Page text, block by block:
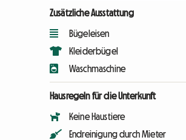
Zusätzliche Ausstattung
Bügeleisen
Kleiderbügel
Waschmaschine
Hausregeln für die Unterkunft
Keine Haustiere
Endreinigung durch Mieter